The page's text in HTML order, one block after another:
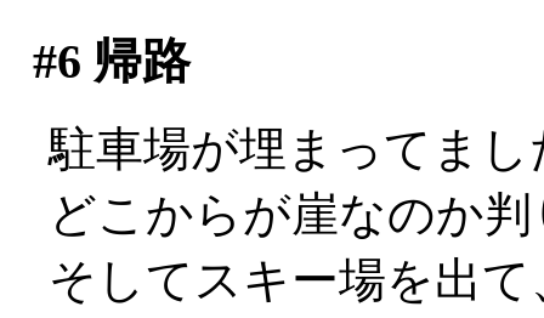
#6 帰路
駐車場が埋まってま
どこからが崖なのか
そしてスキー場を出